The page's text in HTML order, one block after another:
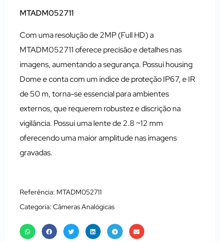
MTADM052711
Com uma resolução de 2MP (Full HD) a
MTADM052711 oferece precisão e detalhes nas
imagens, aumentando a segurança. Possui housing
Dome e conta com um índice de proteção IP67, e IR
de 50 m, torna-se essencial para ambientes
externos, que requerem robustez e discrição na
vigilância. Possui uma lente de 2.8 ~12 mm
oferecendo uma maior amplitude nas imagens
gravadas.
Referência: MTADM052711
Categoria: Câmeras Analógicas